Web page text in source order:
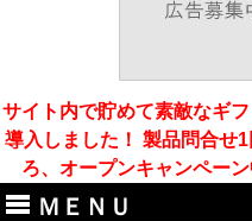
サイト内で貯めて素敵なギ
導入しました！ 製品問合せ
ろ、オープンキャンペー
ＭＥＮＵ